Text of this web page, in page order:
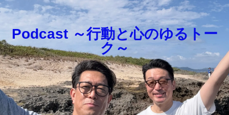
ッ
Podcast ～行動と心のゆるトー
ク～